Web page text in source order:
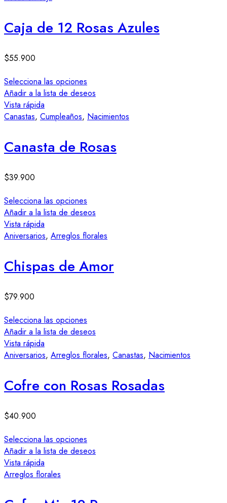
Caja de 12 Rosas Azules
$55.900
Selecciona las opciones
Añadir a la lista de deseos
Vista rápida
Canastas, Cumpleaños, Nacimientos
Canasta de Rosas
$39.900
Selecciona las opciones
Añadir a la lista de deseos
Vista rápida
Aniversarios, Arreglos florales
Chispas de Amor
$79.900
Selecciona las opciones
Añadir a la lista de deseos
Vista rápida
Aniversarios, Arreglos florales, Canastas, Nacimientos
Cofre con Rosas Rosadas
$40.900
Selecciona las opciones
Añadir a la lista de deseos
Vista rápida
Arreglos florales